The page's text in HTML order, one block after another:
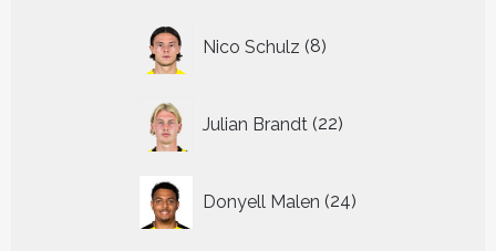
Nico Schulz 8
producten
Julian Brandt 22
producten
Donyell Malen 24
producten